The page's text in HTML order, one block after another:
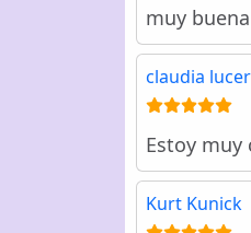
muy
claudia
Estoy muy
Kurt Kunick